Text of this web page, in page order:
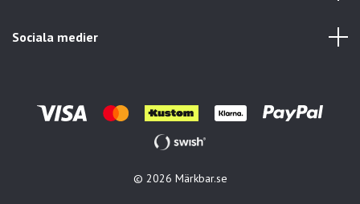
Sociala medier
© 2026 Märkbar.se